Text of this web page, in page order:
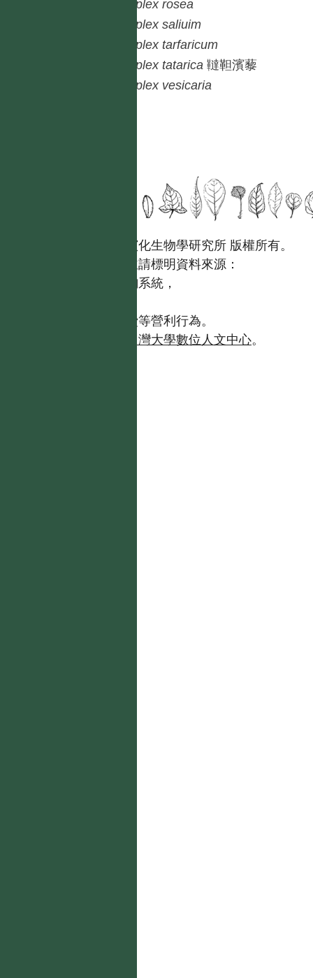
Atriplex rosea
Atriplex saliuim
Atriplex tarfaricum
Atriplex tatarica 韃靼濱藜
Atriplex vesicaria
國立台灣大學生態學與演化生物學研究所 版權所有。
歡迎引用本網站資料，並請標明資料來源：
【台灣植物資訊整合查詢系統，
且不得有收取資料查詢費等營利行為。
台灣大學數位人文中心。